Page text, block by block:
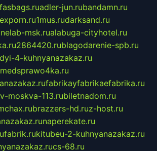
fasbags.ruadler-jun.rubandamn.ru
1mus.rudarksand.ru
msk.rualabuga-cityhotel.ru
2864420.rublagodarenie-spb.ru
4-kuhnyanazakaz.ru
medsprawo4ka.ru
fabrikayfabrikaefabrika.ru
moskva-113.rubiletnadom.ru
brazzers-hd.ruz-host.ru
naperekate.ru
kitubeu-2-kuhnyanazakaz.ru
cs-68.ru